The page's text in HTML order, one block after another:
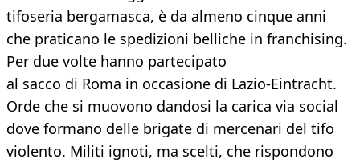
tifoseria bergamasca, è da almeno cinque anni
che praticano le spedizioni belliche in franchising.
Per due volte hanno partecipato
al sacco di Roma in occasione di Lazio-Eintracht.
Orde che si muovono dandosi la carica via social
dove formano delle brigate di mercenari del tifo
violento. Militi ignoti, ma scelti, che rispondono